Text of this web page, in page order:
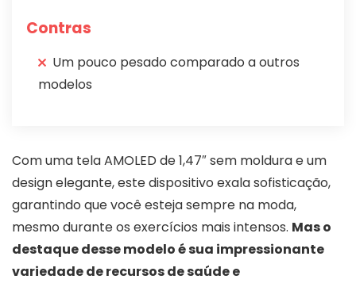
Contras
Um pouco pesado comparado a outros
modelos
Com uma tela AMOLED de 1,47″ sem moldura e um
design elegante, este dispositivo exala sofisticação,
garantindo que você esteja sempre na moda,
mesmo durante os exercícios mais intensos. Mas o
destaque desse modelo é sua impressionante
variedade de recursos de saúde e